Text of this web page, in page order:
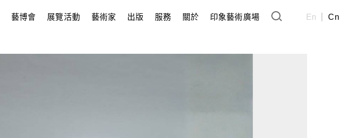
藝博會 展覽活動 藝術家 出版 服務 關於 印象藝術廣場 En Cn